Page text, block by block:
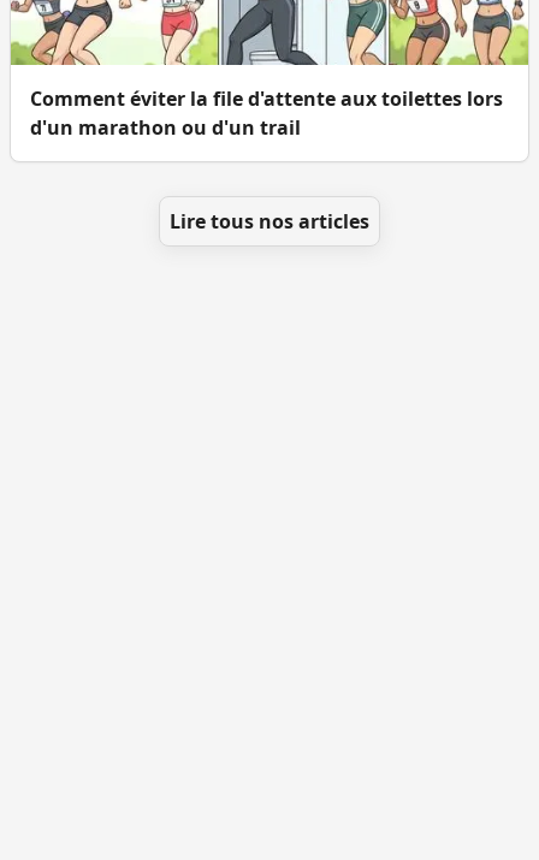
Comment éviter la file d'attente aux toilettes lors
d'un marathon ou d'un trail
Lire tous nos articles